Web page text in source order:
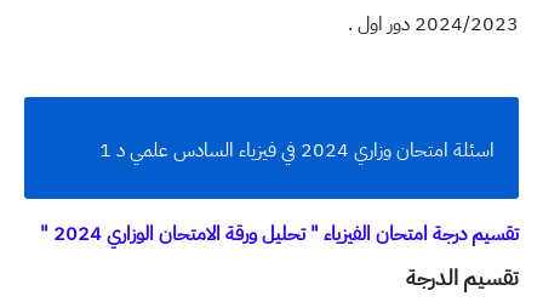
2024/2023 دور اول .
اسئلة امتحان وزاري 2024 في فيزياء السادس علمي د 1
تقسيم درجة امتحان الفيزياء " تحليل ورقة الامتحان الوزاري 2024 "
تقسيم الدرجة